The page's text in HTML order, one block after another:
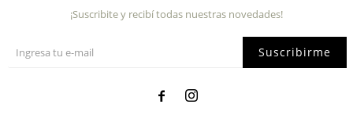
¡Suscribite y recibí todas nuestras novedades!
Suscribirme
 